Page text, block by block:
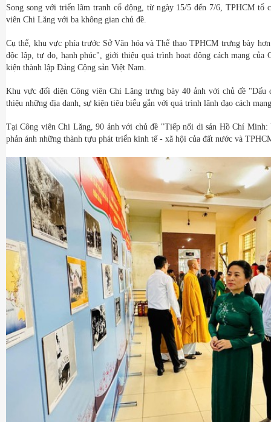
Song song với triển lãm tranh cổ động, từ ngày 15/5 đến 7/6, TPHCM
viên Chi Lăng với ba không gian chủ đề.
Cụ thể, khu vực phía trước Sở Văn hóa và Thể thao TPHCM trưng bày
độc lập, tự do, hạnh phúc", giới thiệu quá trình hoạt động cách mạng
kiện thành lập Đảng Cộng sản Việt Nam.
Khu vực đối diện Công viên Chi Lăng trưng bày 40 ảnh với chủ đề
thiệu những địa danh, sự kiện tiêu biểu gắn với quá trình lãnh đạo cách
Tại Công viên Chi Lăng, 90 ảnh với chủ đề "Tiếp nối di sản Hồ Chí
phản ánh những thành tựu phát triển kinh tế - xã hội của đất nước và